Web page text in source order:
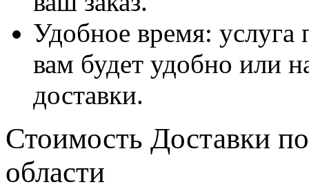
Удобное время: услуга
вам будет удобно или
доставки.
Стоимость Доставки
области